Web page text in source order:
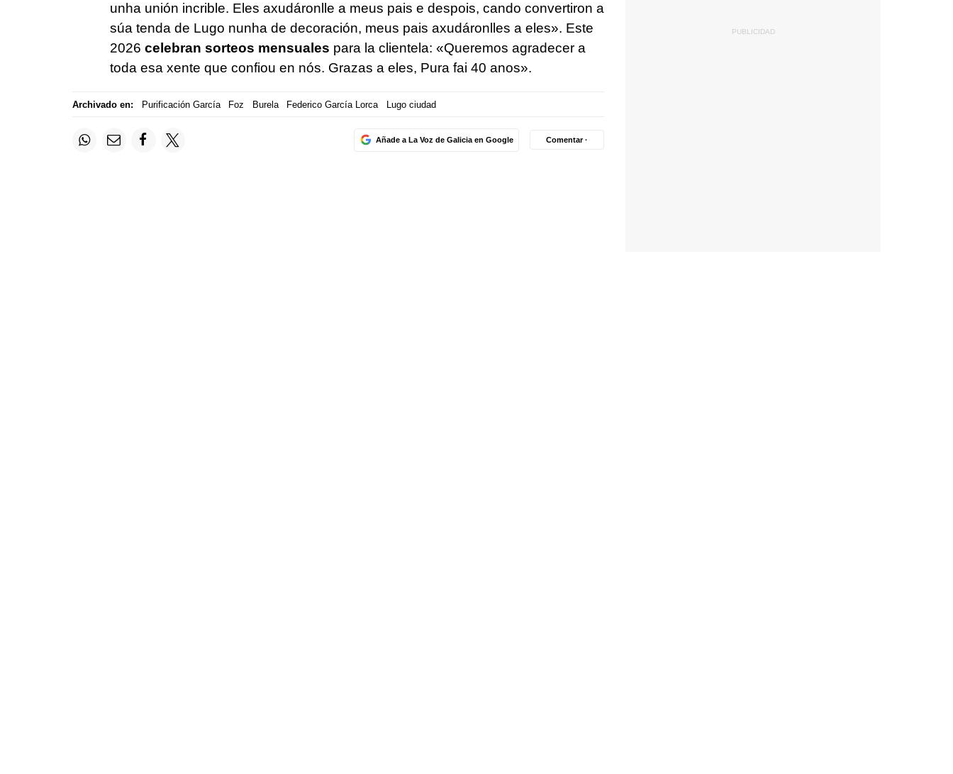
unha unión incrible. Eles axudáronlle a meus pais e despois, cando convertiron a
súa tenda de Lugo nunha de decoración, meus pais axudáronlles a eles». Este
2026 celebran sorteos mensuales para la clientela: «Queremos agradecer a
toda esa xente que confiou en nós. Grazas a eles, Pura fai 40 anos».
Archivado en: Purificación García Foz Burela Federico García Lorca Lugo ciudad
Añade a La Voz de Galicia en Google Comentar ·